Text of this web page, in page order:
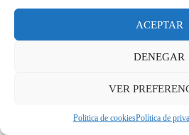
ACEPTAR
DENEGAR
VER
Politica de cookiesPolítica de